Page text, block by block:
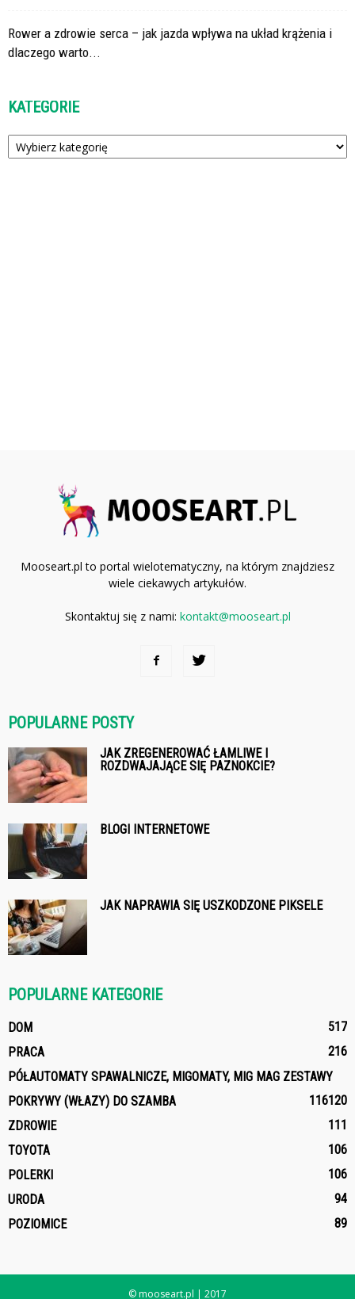
Rower a zdrowie serca – jak jazda wpływa na układ krążenia i
dlaczego warto...
KATEGORIE
Kategorie
Mooseart.pl to portal wielotematyczny, na którym znajdziesz
wiele ciekawych artykułów.
Skontaktuj się z nami: kontakt@mooseart.pl
POPULARNE POSTY
JAK ZREGENEROWAĆ ŁAMLIWE I
ROZDWAJAJĄCE SIĘ PAZNOKCIE?
BLOGI INTERNETOWE
JAK NAPRAWIA SIĘ USZKODZONE PIKSELE
POPULARNE KATEGORIE
DOM
517
PRACA
216
PÓŁAUTOMATY SPAWALNICZE, MIGOMATY, MIG MAG ZESTAWY
120
POKRYWY (WŁAZY) DO SZAMBA
116
ZDROWIE
111
TOYOTA
106
POLERKI
106
URODA
94
POZIOMICE
89
© mooseart.pl | 2017